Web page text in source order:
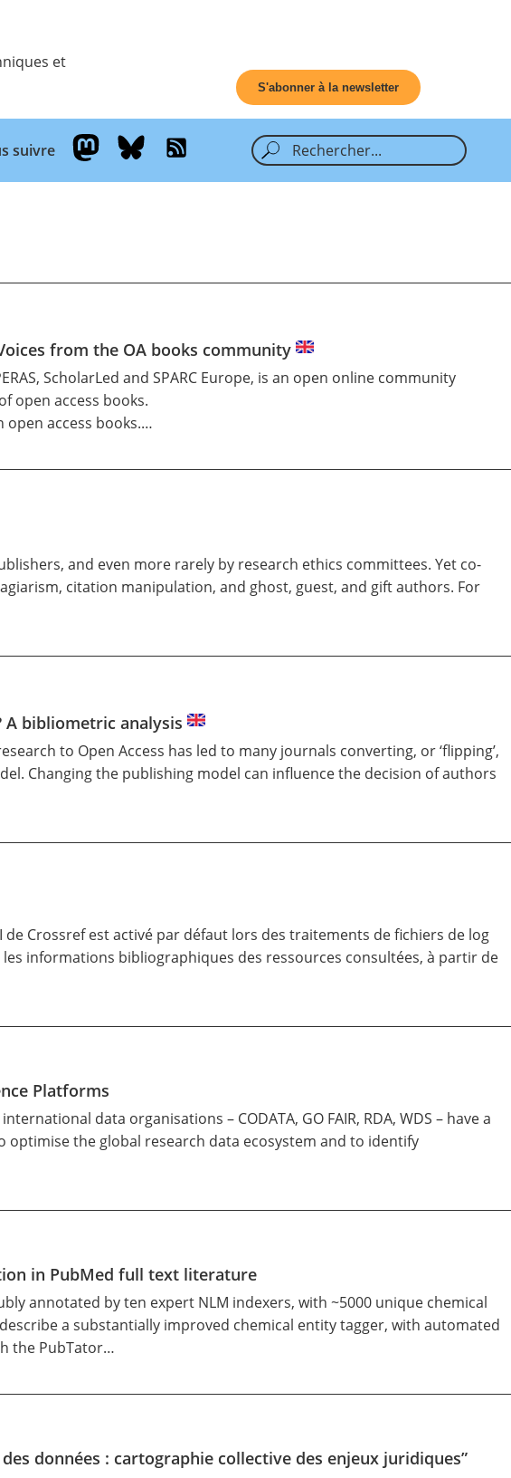
et
S'abonner à la newsletter
suivre
from the OA books community
ScholarLed and SPARC Europe, is an open online community
open access books.
open access books.…
and even more rarely by research ethics committees. Yet co-
citation manipulation, and ghost, guest, and giftauthors. For
A bibliometric analysis
to Open Access has led to many journals converting, or ‘flipping’,
Changing the publishing model can influence the decision of authors
de Crossrefest activé par défaut lors des traitements de fichiers de log
informations bibliographiques des ressources consultées, à partir de
Platforms
data organisations – CODATA, GO FAIR, RDA, WDS – have a
the global research data ecosystem and to identify
in PubMed full text literature
annotated by ten expert NLM indexers, with ~5000 unique chemical
a substantially improved chemical entity tagger, with automated
the PubTator…
données : cartographie collective des enjeux juridiques”